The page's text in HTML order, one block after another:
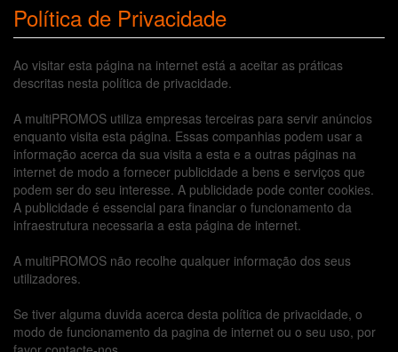
Política de Privacidade
Ao visitar esta página na internet está a aceitar as práticas
descritas nesta política de privacidade.
A multiPROMOS utiliza empresas terceiras para servir anúncios
enquanto visita esta página. Essas companhias podem usar a
informação acerca da sua visita a esta e a outras páginas na
internet de modo a fornecer publicidade a bens e serviços que
podem ser do seu interesse. A publicidade pode conter cookies.
A publicidade é essencial para financiar o funcionamento da
infraestrutura necessaria a esta página de internet.
A multiPROMOS não recolhe qualquer informação dos seus
utilizadores.
Se tiver alguma duvida acerca desta política de privacidade, o
modo de funcionamento da pagina de internet ou o seu uso, por